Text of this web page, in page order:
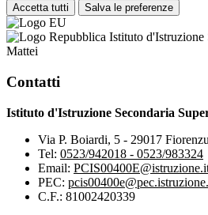
Accetta tutti Salva le preferenze
Istituto d'Istruzione
Mattei
Contatti
Istituto d'Istruzione Secondaria
Via P. Boiardi, 5 - 29017
Tel: 0523/942018 - 0523/983324
Email:
PEC:
C.F.: 81002420339